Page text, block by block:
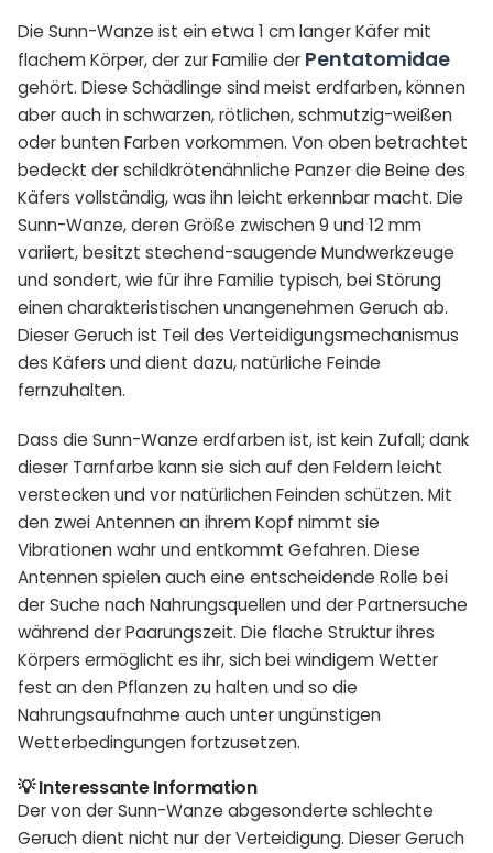
Die Sunn-Wanze ist ein etwa 1 cm langer Käfer mit
flachem Körper, der zur Familie der Pentatomidae
gehört. Diese Schädlinge sind meist erdfarben, können
aber auch in schwarzen, rötlichen, schmutzig-weißen
oder bunten Farben vorkommen. Von oben betrachtet
bedeckt der schildkrötenähnliche Panzer die Beine des
Käfers vollständig, was ihn leicht erkennbar macht. Die
Sunn-Wanze, deren Größe zwischen 9 und 12 mm
variiert, besitzt stechend-saugende Mundwerkzeuge
und sondert, wie für ihre Familie typisch, bei Störung
einen charakteristischen unangenehmen Geruch ab.
Dieser Geruch ist Teil des Verteidigungsmechanismus
des Käfers und dient dazu, natürliche Feinde
fernzuhalten.
Dass die Sunn-Wanze erdfarben ist, ist kein Zufall; dank
dieser Tarnfarbe kann sie sich auf den Feldern leicht
verstecken und vor natürlichen Feinden schützen. Mit
den zwei Antennen an ihrem Kopf nimmt sie
Vibrationen wahr und entkommt Gefahren. Diese
Antennen spielen auch eine entscheidende Rolle bei
der Suche nach Nahrungsquellen und der Partnersuche
während der Paarungszeit. Die flache Struktur ihres
Körpers ermöglicht es ihr, sich bei windigem Wetter
fest an den Pflanzen zu halten und so die
Nahrungsaufnahme auch unter ungünstigen
Wetterbedingungen fortzusetzen.
💡 Interessante Information
Der von der Sunn-Wanze abgesonderte schlechte
Geruch dient nicht nur der Verteidigung. Dieser Geruch